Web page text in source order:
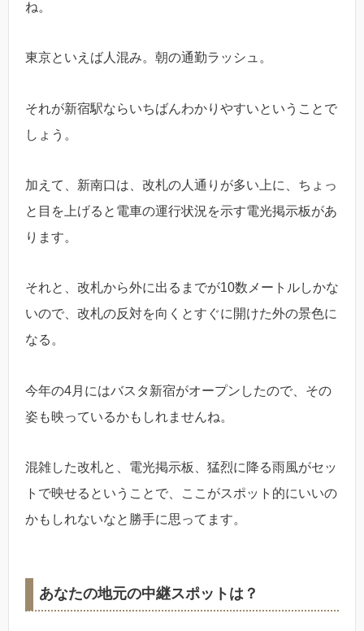
ね。
東京といえば人混み。朝の通勤ラッシュ。
それが新宿駅ならいちばんわかりやすいということで
しょう。
加えて、新南口は、改札の人通りが多い上に、ちょっ
と目を上げると電車の運行状況を示す電光掲示板があ
ります。
それと、改札から外に出るまでが10数メートルしかな
いので、改札の反対を向くとすぐに開けた外の景色に
なる。
今年の4月にはバスタ新宿がオープンしたので、その
姿も映っているかもしれませんね。
混雑した改札と、電光掲示板、猛烈に降る雨風がセッ
トで映せるということで、ここがスポット的にいいの
かもしれないなと勝手に思ってます。
あなたの地元の中継スポットは？